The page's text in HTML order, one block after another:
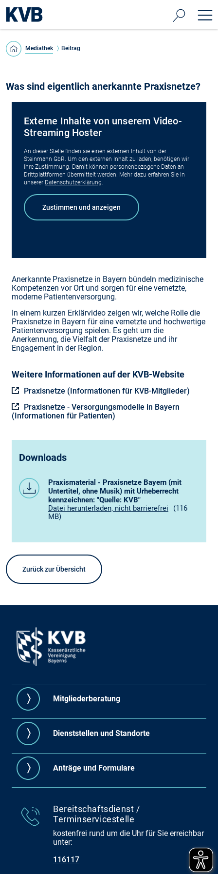
Mediathek Beitrag
Was sind eigentlich anerkannte Praxisnetze?
Externe Inhalte von unserem Video-
Streaming Hoster
An dieser Stelle finden sie einen externen Inhalt von der
Steinmann GbR. Um den externen Inhalt zu laden, benötigen wir
Ihre Zustimmung. Damit können personenbezogene Daten an
Drittplattformen übermittelt werden. Mehr dazu erfahren Sie in
unserer Datenschutzerklärung.
Zustimmen und anzeigen
Anerkannte Praxisnetze in Bayern bündeln medizinische
Kompetenzen vor Ort und sorgen für eine vernetzte,
moderne Patientenversorgung.
In einem kurzen Erklärvideo zeigen wir, welche Rolle die
Praxisnetze in Bayern für eine vernetzte und hochwertige
Patientenversorgung spielen. Es geht um die
Anerkennung, die Vielfalt der Praxisnetze und ihr
Engagement in der Region.
Weitere Informationen auf der KVB-Website
Praxisnetze (Informationen für KVB-Mitglieder)
Praxisnetze - Versorgungsmodelle in Bayern
(Informationen für Patienten)
Downloads
Praxismaterial - Praxisnetze Bayern (mit
Untertitel, ohne Musik) mit Urheberrecht
kennzeichnen: "Quelle: KVB"
Datei herunterladen, nicht barrierefrei
(116
MB)
Zurück zur Übersicht
Mitgliederberatung
Dienststellen und Standorte
Anträge und Formulare
Bereitschaftsdienst /
Terminservicestelle
kostenfrei rund um die Uhr für Sie erreichbar
unter:
116117